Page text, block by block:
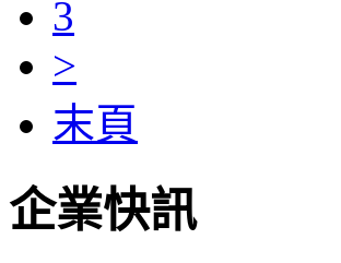
3
>
末頁
企業快訊